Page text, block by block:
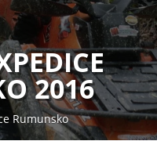
2016
Rumunsko